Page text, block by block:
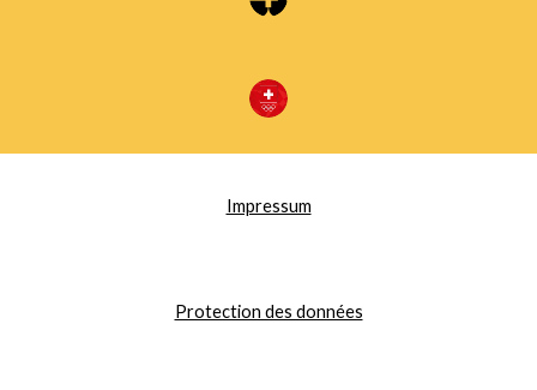
Impressum
Protection des données